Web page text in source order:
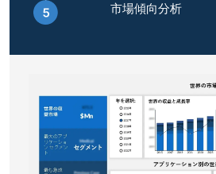
市場傾向分析